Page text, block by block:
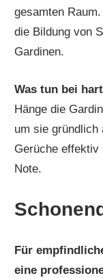
gesamten
die Bildung von
Gardinen.
Was tun bei
Hänge die
um sie gründlich
Gerüche
Note.
Für
eine